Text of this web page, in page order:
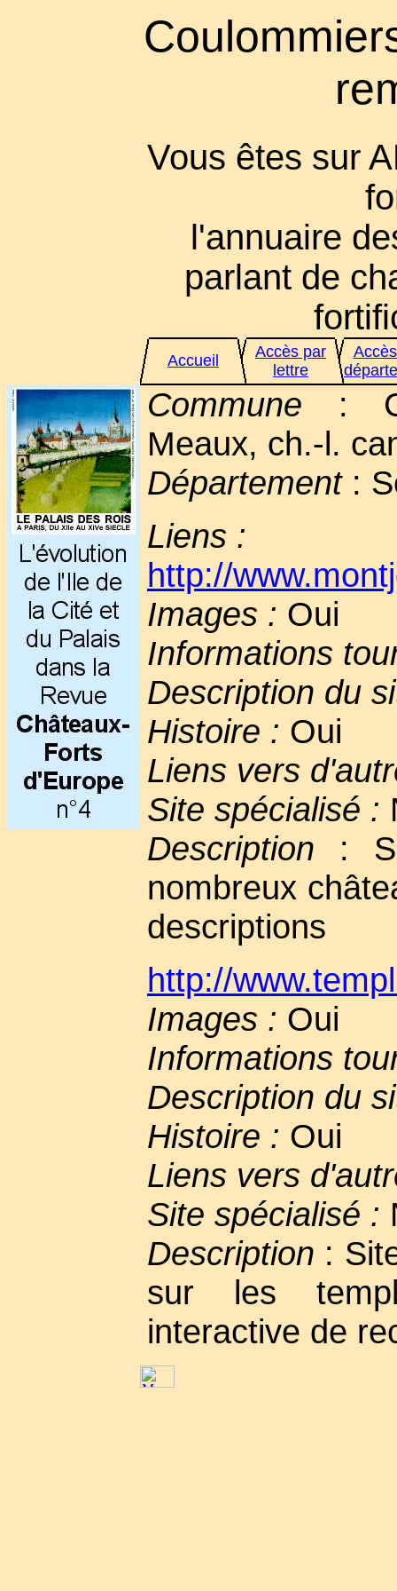
Vous êtes sur
l'annuaire
parlant de
Accueil
Accès par
lettre
Commune :
Meaux, ch.-l.
Département:
Liens :
http://
Images : Oui
Informations
Description du
Histoire : Oui
Liens vers
Site spécialisé :
Description :
nombreux
descriptions
http://
Images : Oui
Informations
Description du
Histoire : Oui
Liens vers
Site spécialisé :
Description :
sur les
interactive de